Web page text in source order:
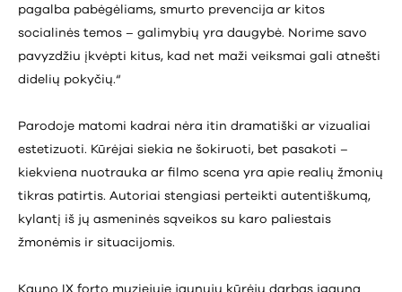
pagalba pabėgėliams, smurto prevencija ar kitos
socialinės temos – galimybių yra daugybė. Norime savo
pavyzdžiu įkvėpti kitus, kad net maži veiksmai gali atnešti
didelių pokyčių.“
Parodoje matomi kadrai nėra itin dramatiški ar vizualiai
estetizuoti. Kūrėjai siekia ne šokiruoti, bet pasakoti –
kiekviena nuotrauka ar filmo scena yra apie realių žmonių
tikras patirtis. Autoriai stengiasi perteikti autentiškumą,
kylantį iš jų asmeninės sąveikos su karo paliestais
žmonėmis ir situacijomis.